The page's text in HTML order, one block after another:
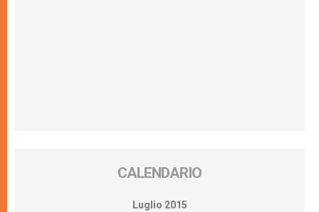
CALENDARIO
Luglio 2015